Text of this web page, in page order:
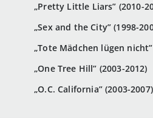
„Pretty Little Liars” (2010-
„Sex and the City” (1998-
„Tote Mädchen lügen
„One Tree Hill” (2003-2012)
„O.C. California” (2003-2007)